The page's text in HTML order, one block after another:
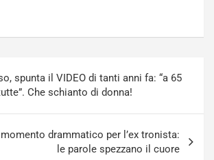
spunta il VIDEO di tanti anni fa: “a 65
Che schianto di donna!
drammatico per l’ex tronista:
le parole spezzano il cuore